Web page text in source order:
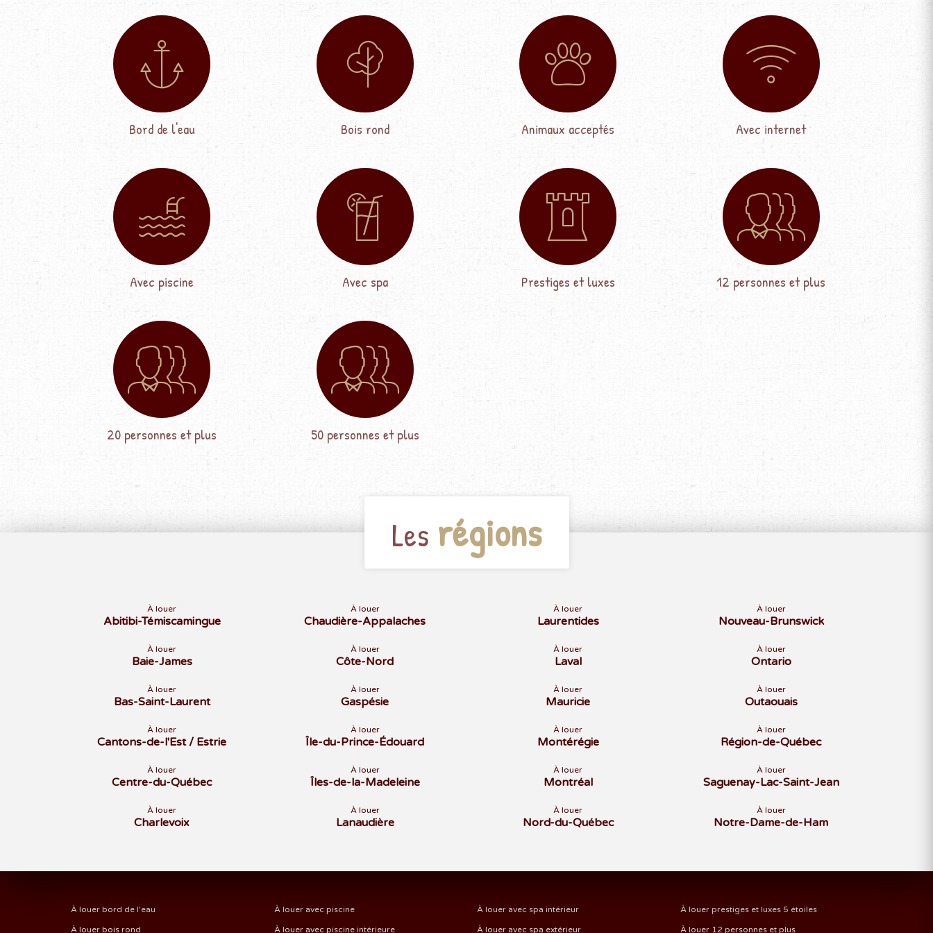
Bord de l'eau Bois rond Animaux acceptés Avec internet
Avec piscine Avec spa Prestiges et luxes 12 personnes et plus
20 personnes et plus 50 personnes et plus
Les régions
À louer
Abitibi-Témiscamingue
À louer
Baie-James
À louer
Bas-Saint-Laurent
À louer
Cantons-de-l'Est / Estrie
À louer
Centre-du-Québec
À louer
Charlevoix
À louer
Chaudière-Appalaches
À louer
Côte-Nord
À louer
Gaspésie
À louer
Île-du-Prince-Édouard
À louer
Îles-de-la-Madeleine
À louer
Lanaudière
À louer
Laurentides
À louer
Laval
À louer
Mauricie
À louer
Montérégie
À louer
Montréal
À louer
Nord-du-Québec
À louer
Nouveau-Brunswick
À louer
Ontario
À louer
Outaouais
À louer
Région-de-Québec
À louer
Saguenay-Lac-Saint-Jean
À louer
Notre-Dame-de-Ham
À louer bord de l'eau
À louer bois rond
À louer avec piscine
À louer avec piscine intérieure
À louer avec spa intérieur
À louer avec spa extérieur
À louer prestiges et luxes 5 étoiles
À louer 12 personnes et plus